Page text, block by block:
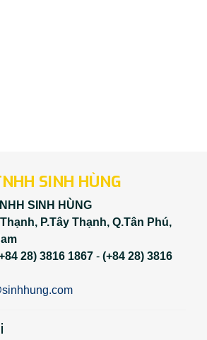
SINH HÙNG
SINH HÙNG
P.Tây Thạnh, Q.Tân Phú,
28) 3816 1867 - (+84 28) 3816